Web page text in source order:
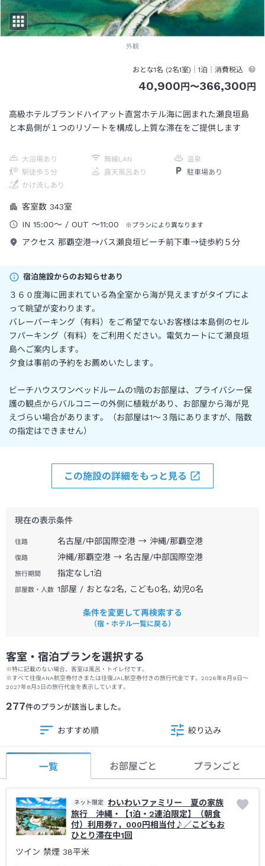
外観
高級ホテルブランドハイアット直営ホテル海に囲まれた瀬良垣島
と本島側が１つのリゾートを構成し上質な滞在をご提供します
大浴場あり 無線LAN
温泉
駅徒歩５分
露天風呂あり
駐車場あり
かけ流しあり
客室数 343室
IN 15:00～ / OUT ～11:00 ※プランにより異なります
アクセス 那覇空港→バス瀬良垣ビーチ前下車→徒歩約５分
おとな1名 (2名1室)｜1泊 ｜消費税込
40,900円〜366,300円
この施設の詳細をもっと見る
宿泊施設からのお知らせあり
３６０度海に囲まれている為全室から海が見えますがタイプによ
って眺望が変わります。
バレーパーキング（有料）をご希望でないお客様は本島側のセル
フパーキング（有料）をご利用ください。電気カートにて瀬良垣
島へご案内します。
夕食は事前の予約をお薦めいたします。
ビーチハウスワンベッドルームの1階のお部屋は、プライバシー保
護の観点からバルコニーの外側に植栽があり、お部屋から海が見
えづらい場合があります。（お部屋は1～３階にありますが、階数
の指定はできません）
現在の表示条件
往路 名古屋/中部国際空港 → 沖縄/那覇空港
復路 沖縄/那覇空港 → 名古屋/中部国際空港
部屋数・人数 1部屋 / おとな2名, こども0名, 幼児0名
旅行期間 指定なし1泊
条件を変更して再検索する
（宿・ホテル一覧に戻る）
客室・宿泊プランを選択する
※特に記載のない場合、客室は風呂・トイレ付です。
※すべて往復ANA航空券付きまたは往復JAL航空券付きの旅行代金です。 2026年8月9日～
2027年8月3日 の旅行代金を表示しています。
277件のプランが該当しました。
おすすめ順 絞り込み
一覧 お部屋ごと プランごと
ネット限定
わいわいファミリー 夏の家族
旅行 沖縄・【1泊・2連泊限定】（朝食
付）利用券7，000円相当付♪／こどもお
ひとり滞在中1回
ツイン 禁煙 38平米